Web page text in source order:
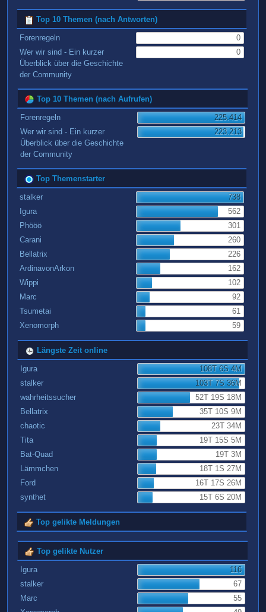
Top 10 Themen (nach Antworten)
Forenregeln
0
Wer wir sind - Ein kurzer
Überblick über die Geschichte
der Community
0
Top 10 Themen (nach Aufrufen)
Forenregeln
225.414
Wer wir sind - Ein kurzer
Überblick über die Geschichte
der Community
223.213
Top Themenstarter
stalker
738
Igura
562
Phööö
301
Carani
260
Bellatrix
226
ArdinavonArkon
162
Wippi
102
Marc
92
Tsumetai
61
Xenomorph
59
Längste Zeit online
Igura
108T 6S 4M
stalker
103T 7S 36M
wahrheitssucher
52T 19S 18M
Bellatrix
35T 10S 9M
chaotic
23T 34M
Tita
19T 15S 5M
Bat-Quad
19T 3M
Lämmchen
18T 1S 27M
Ford
16T 17S 26M
synthet
15T 6S 20M
Top gelikte Meldungen
Top gelikte Nutzer
Igura
116
stalker
67
Marc
55